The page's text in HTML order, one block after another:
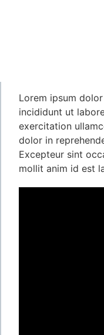
Lorem ipsum
incididunt ut
exercitation
dolor in
Excepteur sint
mollit anim id est